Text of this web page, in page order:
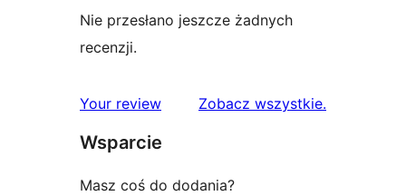
Nie przesłano jeszcze żadnych
recenzji.
Your review Zobacz wszystkierecenzje
.
Wsparcie
Masz coś do dodania?